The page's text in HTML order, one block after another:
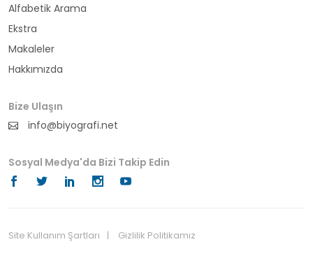
cumhurbaşkanı
din adamı
doktor
fotoğrafçı
futbol
Alfabetik Arama
Ekstra
Makaleler
Hakkımızda
Bize Ulaşın
info@biyografi.net
Sosyal Medya'da Bizi Takip Edin
Site Kullanım Şartları
Gizlilik Politikamız